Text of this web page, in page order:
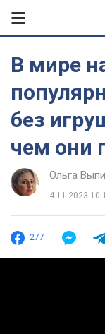
В мире
без
чем они
Ольга
4.11.2023
277